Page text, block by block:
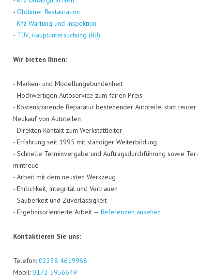
- Old­ti­mer Restau­ra­ti­on
- Kfz War­tung und Inspek­ti­on
- TÜV, Haupt­un­ter­su­chung (HU)
Wir bie­ten Ihnen:
- Mar­ken- und Model­lun­ge­bun­den­heit
- Hoch­wer­ti­gen Auto­ser­vice zum fai­ren Preis
- Kos­ten­spa­ren­de Repa­ra­tur bestehen­der Auto­tei­le, statt teu­rer
Neu­kauf von Auto­tei­len
- Direk­ten Kon­takt zum Werk­statt­lei­ter
- Erfah­rung seit 1995 mit stän­di­ger Wei­ter­bil­dung
- Schnel­le Ter­min­ver­ga­be und Auf­trags­durch­füh­rung sowie Ter­
min­treue
- Arbeit mit dem neus­ten Werk­zeug
- Ehr­lich­keit, Inte­gri­tät und Ver­trau­en
- Sau­ber­keit und Zuver­läs­sig­keit
- Ergeb­nis­ori­en­tier­te Arbeit — Refe­ren­zen ansehen
Kon­tak­tie­ren Sie uns:
Tele­fon: 02238 4619968
Mobil: 0172 5956649